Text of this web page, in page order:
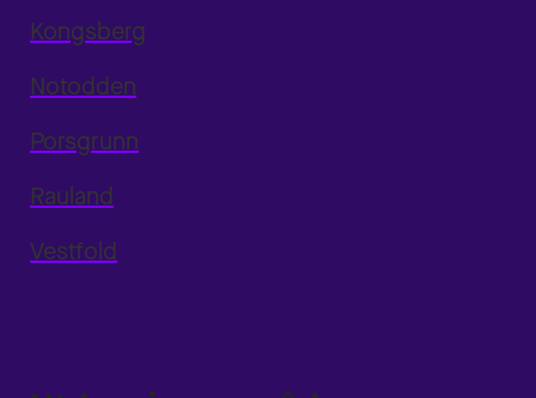
Kongsberg
Notodden
Porsgrunn
Rauland
Vestfold